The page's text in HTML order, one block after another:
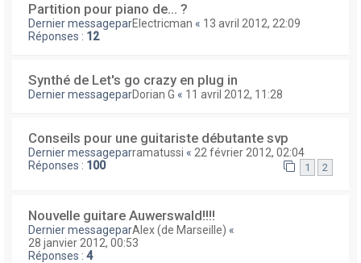
Partition pour piano de… ?
Dernier messageparElectricman « 13 avril 2012, 22:09
Réponses : 12
Synthé de Let's go crazy en plug in
Dernier messageparDorian G « 11 avril 2012, 11:28
Conseils pour une guitariste débutante svp
Dernier messageparramatussi « 22 février 2012, 02:04
Réponses : 100 1 2
Nouvelle guitare Auwerswald!!!!
Dernier messageparAlex (de Marseille) «
28 janvier 2012, 00:53
Réponses : 4